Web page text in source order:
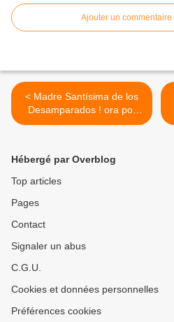
Ajouter un commentaire
< Madre Santísima de los
Desamparados ! ora por
Espana !
Hébergé par Overblog
Top articles
Pages
Contact
Signaler un abus
C.G.U.
Cookies et données personnelles
Préférences cookies